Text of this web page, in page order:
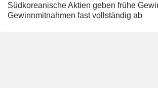
Südkoreanische Aktien geben frühe
Gewinnmitnahmen fast vollständig ab